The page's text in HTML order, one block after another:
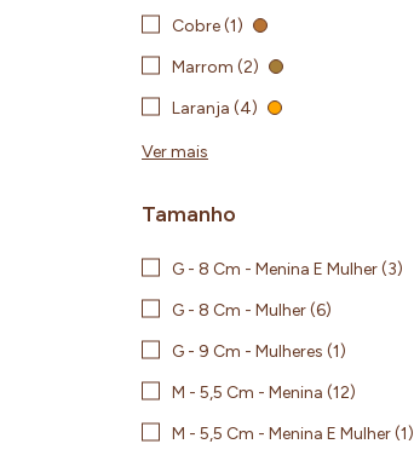
Cobre (1)
Marrom (2)
Laranja (4)
Ver mais
Tamanho
G - 8 Cm - Menina E Mulher (3)
G - 8 Cm - Mulher (6)
G - 9 Cm - Mulheres (1)
M - 5,5 Cm - Menina (12)
M - 5,5 Cm - Menina E Mulher (1)